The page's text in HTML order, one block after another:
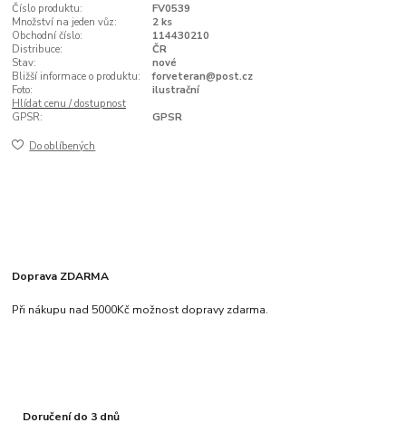
Číslo produktu:
FV0539
Množství na jeden vůz:
2 ks
Obchodní číslo:
114430210
Distribuce:
ČR
Stav:
nové
Bližší informace o produktu:
forveteran@post.cz
Foto:
ilustrační
Hlídat cenu / dostupnost
GPSR:
GPSR
Do oblíbených
Doprava ZDARMA
Při nákupu nad 5000Kč možnost dopravy zdarma.
Doručení do 3 dnů